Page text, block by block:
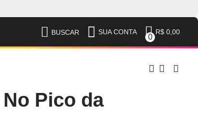
BUSCAR SUA CONTA
0
R$ 0,00
Pico da